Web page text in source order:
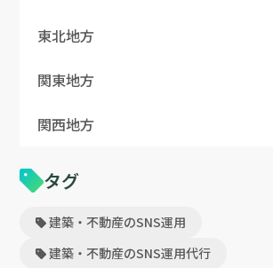
東北地方
関東地方
関西地方
タグ
建築・不動産のSNS運用
建築・不動産のSNS運用代行